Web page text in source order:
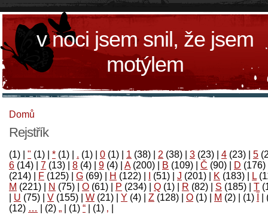
v noci jsem snil, že jsem
motýlem
Domů
Rejstřík
(1) " (1) * (1) . (1) 0 (1) 1 (38) 2 (38) 3 (23) 4 (23) 5
6 (14) 7 (13) 8 (4) 9 (4) A(200) B (109) Č (90) D (176)
(214)
F (125) G (69) H (122) (51) J (201) K (183) L
M (221) N (75) O (61) P (234) Q (1) R (82) S (185) T
U (75) V (155) W (21) Y (4) Z (128) Ο (1) М (2)
(1)
‚
(1)
“
(1)
„
(2)
…
(12)